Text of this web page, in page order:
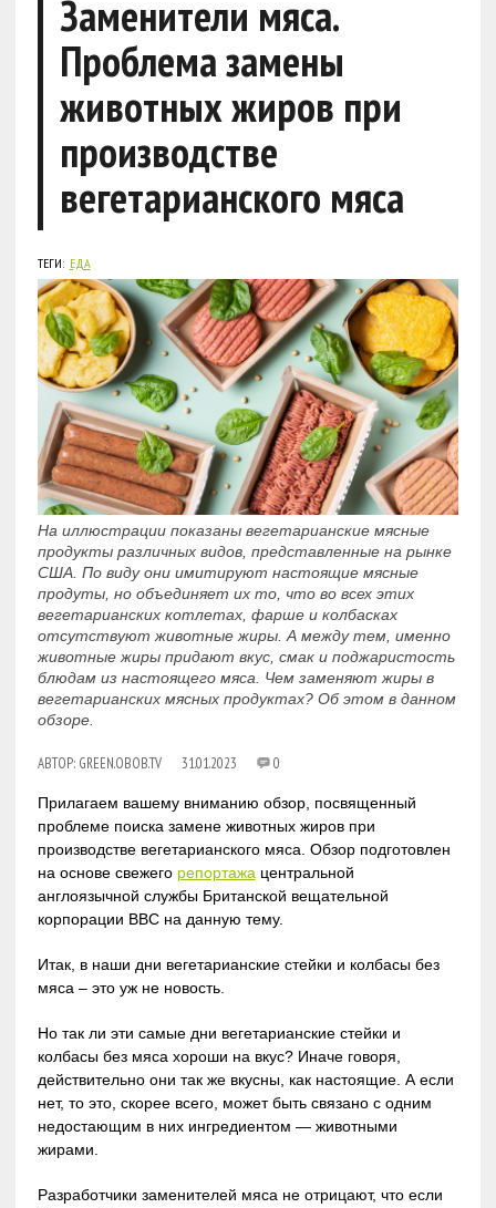
Заменители мяса.
Проблема замены
животных жиров при
производстве
вегетарианского мяса
ТЕГИ: ЕДА
На иллюстрации показаны вегетарианские мясные
продукты различных видов, представленные на рынке
США. По виду они имитируют настоящие мясные
продуты, но объединяет их то, что во всех этих
вегетарианских котлетах, фарше и колбасках
отсутствуют животные жиры. А между тем, именно
животные жиры придают вкус, смак и поджаристость
блюдам из настоящего мяса. Чем заменяют жиры в
вегетарианских мясных продуктах? Об этом в данном
обзоре.
АВТОР: GREEN.OBOB.TV 31.01.2023 0
Прилагаем вашему вниманию обзор, посвященный
проблеме поиска замене животных жиров при
производстве вегетарианского мяса. Обзор подготовлен
на основе свежего репортажацентральной
англоязычной службы Британской вещательной
корпорации BBC на данную тему.
Итак, в наши дни вегетарианские стейки и колбасы без
мяса – это уж не новость.
Но так ли эти самые дни вегетарианские стейки и
колбасы без мяса хороши на вкус? Иначе говоря,
действительно они так же вкусны, как настоящие. А если
нет, то это, скорее всего, может быть связано с одним
недостающим в них ингредиентом — животными
жирами.
Разработчики заменителей мяса не отрицают, что если